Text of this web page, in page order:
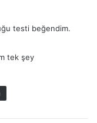
testi beğendim.
tek şey